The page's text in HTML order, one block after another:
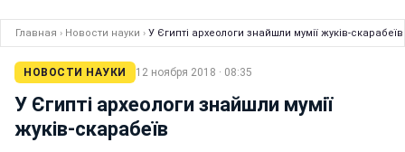
Главная › Новости науки › У Єгипті археологи знайшли мумії жуків-скарабеїв
НОВОСТИ НАУКИ 12 ноября 2018 · 08:35
У Єгипті археологи знайшли мумії
жуків-скарабеїв